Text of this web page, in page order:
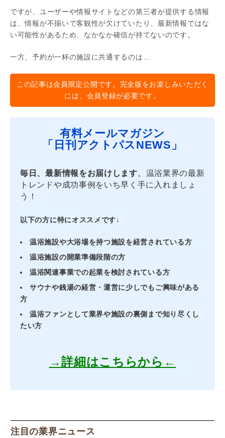
ですが、ユーザーや情報サイトなどの第三者が提供する情報
は、情報が不揃いで客観性が欠けていたり、最新情報ではな
い可能性があるため、なかなか確信が持てないのです。
一方、予約が一杯の施設に共通するのは…
この記事は会員限定公開です。完全版をお楽しみいただく
には、会員登録が必要です。
有料メールマガジン
「日刊アクトパスNEWS」
毎日、最新情報をお届けします。温浴業界の最新
トレンドや成功事例をいち早く手に入れましょ
う！
以下の方に特にオススメです↓
温浴施設や大浴場を持つ施設を経営されている方
温浴施設の開業準備段階の方
温浴関連事業での起業を検討されている方
サウナや銭湯の経営・運営に少しでもご興味がある
方
温浴ファンとして業界や施設の裏側まで知り尽くし
たい方
→詳細はこちらから←
注目の業界ニュース